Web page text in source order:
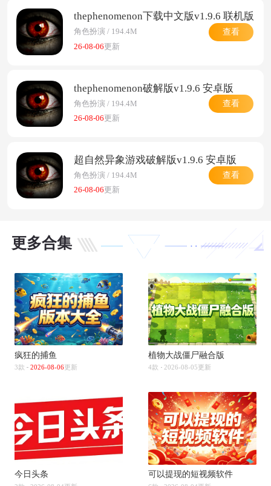
thephenomenon下载中文版v1.9.6 联机版
角色扮演 / 194.4M
26-08-06更新
查看
thephenomenon破解版v1.9.6 安卓版
角色扮演 / 194.4M
26-08-06更新
查看
超自然异象游戏破解版v1.9.6 安卓版
角色扮演 / 194.4M
26-08-06更新
查看
更多合集
疯狂的捕鱼
3款 2026-08-06更新
植物大战僵尸融合版
4款 2026-08-05更新
今日头条 可以提现的短视频软件